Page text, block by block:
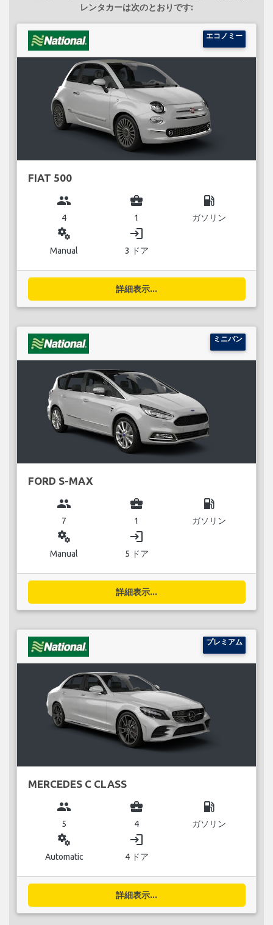
レンタカーは次のとおりです:
エコノミー
FIAT 500
group
4
business_center
1
local_gas_station
ガソリン
miscellaneous_services
Manual
login
3 ドア
詳細表示...
ミニバン
FORD S-MAX
group
7
business_center
1
local_gas_station
ガソリン
miscellaneous_services
Manual
login
5 ドア
詳細表示...
プレミアム
MERCEDES C CLASS
group
5
business_center
4
local_gas_station
ガソリン
miscellaneous_services
Automatic
login
4 ドア
詳細表示...